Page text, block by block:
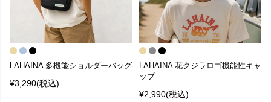
LAHAINA 多機能ショルダーバッグ
¥3,290(税込)
LAHAINA 花クジラロゴ機能性キャ
ップ
¥2,990(税込)